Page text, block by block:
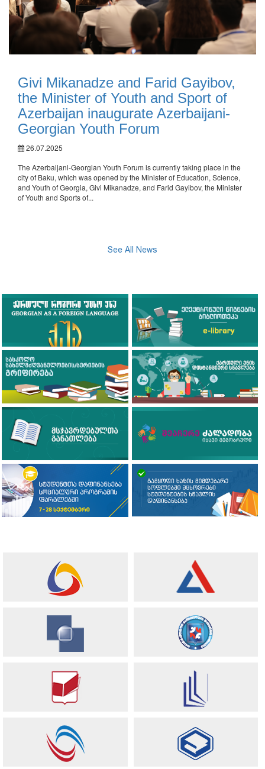
Givi Mikanadze and Farid Gayibov,
the Minister of Youth and Sport of
Azerbaijan inaugurate Azerbaijani-
Georgian Youth Forum
26.07.2025
The Azerbaijani-Georgian Youth Forum is currently taking place in the
city of Baku, which was opened by the Minister of Education, Science,
and Youth of Georgia, Givi Mikanadze, and Farid Gayibov, the Minister
of Youth and Sports of...
See All News